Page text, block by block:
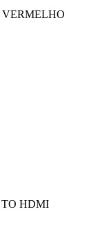
VERMELHO
TO HDMI